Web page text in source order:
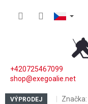
+420725467099
shop@exegoalie.net
VÝPRODEJ Značka: